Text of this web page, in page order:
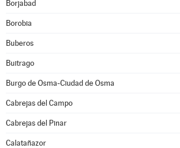
Borjabad
Borobia
Buberos
Buitrago
Burgo de Osma-Ciudad de Osma
Cabrejas del Campo
Cabrejas del Pinar
Calatañazor